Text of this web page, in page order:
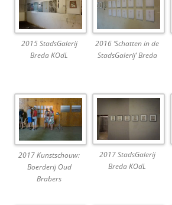
2015 StadsGalerij
Breda KOdL
2016 ‘Schatten in de
StadsGalerij’ Breda
2017 Kunstschouw:
Boerderij Oud
Brabers
2017 StadsGalerij
Breda KOdL